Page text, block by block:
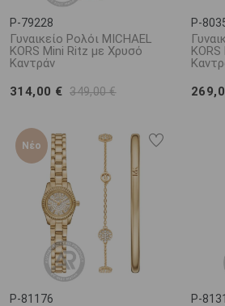
P-79228
Γυναικείο Ρολόι MICHAEL
KORS Mini Ritz με Χρυσό
Καντράν
314,00 € 349,00 €
P-
Νέο
P-81176 P-